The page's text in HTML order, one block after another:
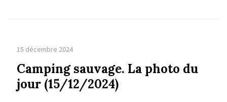
15 décembre 2024
Camping sauvage. La photo du
jour (15/12/2024)